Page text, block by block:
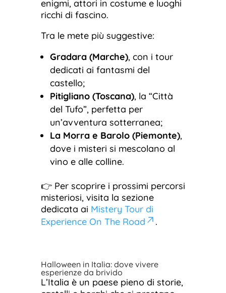
enigmi, attori in costume e luoghi
ricchi di fascino.
Tra le mete più suggestive:
Gradara (Marche), con i tour
dedicati ai fantasmi del
castello;
Pitigliano (Toscana), la “Città
del Tufo”, perfetta per
un’avventura sotterranea;
La Morra e Barolo (Piemonte),
dove i misteri si mescolano al
vino e alle colline.
👉 Per scoprire i prossimi percorsi
misteriosi, visita la sezione
dedicata ai Mistery Tour di
Experience On The Road
.
Halloween in Italia: dove vivere
esperienze da brivido
L’Italia è un paese pieno di storie,